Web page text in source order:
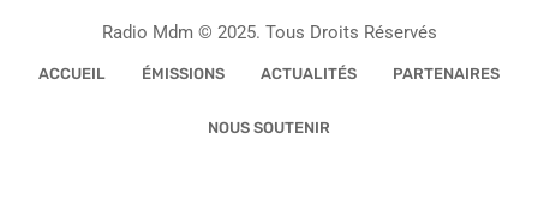
Radio Mdm © 2025. Tous Droits Réservés
ACCUEIL ÉMISSIONS ACTUALITÉS PARTENAIRES
NOUS SOUTENIR